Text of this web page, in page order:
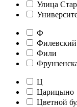
Улица
Ф
Фили
Ц
Царицыно
Цветной